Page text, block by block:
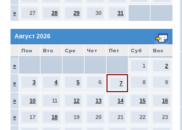
» 27 28 29 30 31
Август 2026
Пон Вто Сре Чет Пят Суб Вос
» 1 2
» 3 4 5 6 7 8 9
» 10 11 12 13 14 15 16
» 17 18 19 20 21 22 23